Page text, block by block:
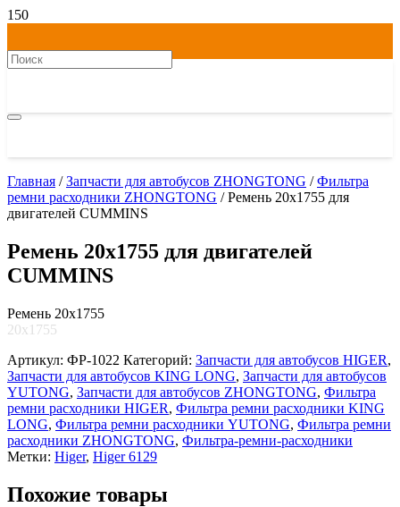
Главная /Запчасти для автобусов ZHONGTONG /Фильтра
ремни расходники ZHONGTONG / Ремень 20х1755 для
двигателей CUMMINS
Ремень 20х1755 для двигателей
CUMMINS
Ремень 20х1755
20х1755
Артикул: ФР-1022 Категорий: Запчасти для автобусов HIGER,
Запчасти для автобусов KING LONG, Запчасти для автобусов
YUTONG, Запчасти для автобусов ZHONGTONG, Фильтра
ремни расходники HIGER, Фильтра ремни расходники KING
LONG, Фильтра ремни расходники YUTONG, Фильтра ремни
расходники ZHONGTONG, Фильтра-ремни-расходники
Метки: Higer, Higer 6129
Похожие товары